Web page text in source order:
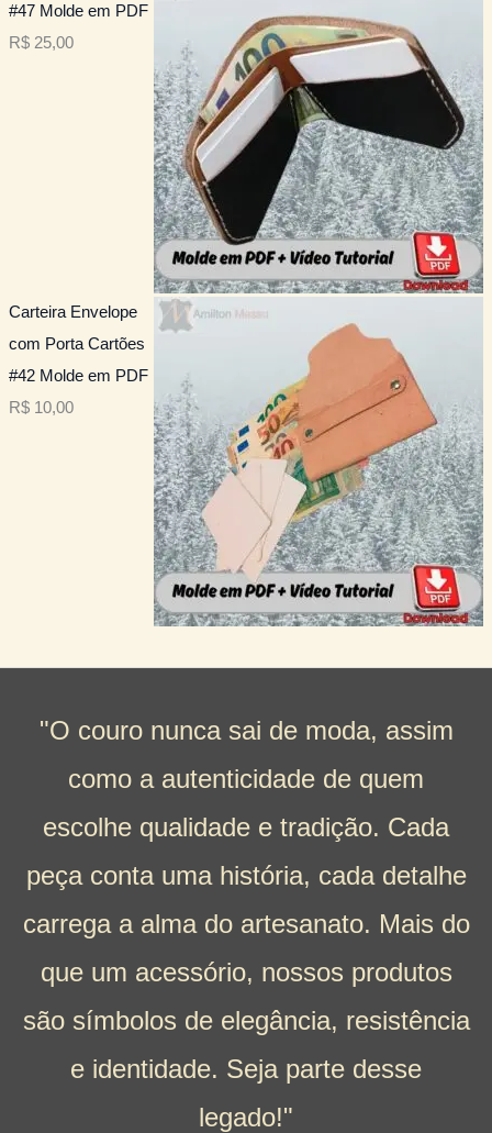
#47 Molde em PDF
R$25,00
Carteira Envelope
com Porta Cartões
#42 Molde em PDF
R$10,00
"O couro nunca sai de moda, assim
como a autenticidade de quem
escolhe qualidade e tradição. Cada
peça conta uma história, cada detalhe
carrega a alma do artesanato. Mais do
que um acessório, nossos produtos
são símbolos de elegância, resistência
e identidade. Seja parte desse
legado!"